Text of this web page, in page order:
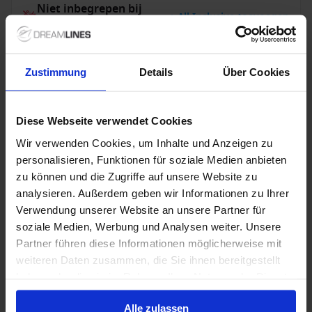
Zustimmung Details Über Cookies
Diese Webseite verwendet Cookies
Wir verwenden Cookies, um Inhalte und Anzeigen zu
personalisieren, Funktionen für soziale Medien anbieten
zu können und die Zugriffe auf unsere Website zu
analysieren. Außerdem geben wir Informationen zu Ihrer
Verwendung unserer Website an unsere Partner für
soziale Medien, Werbung und Analysen weiter. Unsere
Partner führen diese Informationen möglicherweise mit
weiteren Daten zusammen, die Sie ihnen bereitgestellt
gesammelt haben.
Alle zulassen
Niet inbegrepen bij
+ All Inclusive toevoegen
Verdere informatie
Optionele diensten
Niet inbegrepen diensten
Adora